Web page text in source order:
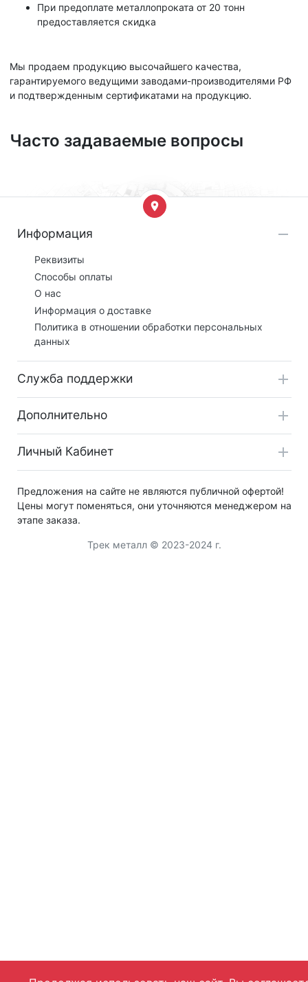
При предоплате металлопроката от 20 тонн
предоставляется скидка
Мы продаем продукцию высочайшего качества,
гарантируемого ведущими заводами-производителями РФ
и подтвержденным сертификатами на продукцию.
Часто задаваемые вопросы
Информация
Реквизиты
Способы оплаты
О нас
Информация о доставке
Политика в отношении обработки персональных
данных
Служба поддержки
Дополнительно
Личный Кабинет
Предложения на сайте не являются публичной офертой!
Цены могут поменяться, они уточняются менеджером на
этапе заказа.
Трек металл © 2023-2024 г.